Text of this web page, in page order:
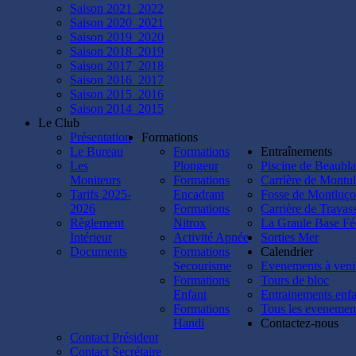
Saison 2021_2022
Saison 2020_2021
Saison 2019_2020
Saison 2018_2019
Saison 2017_2018
Saison 2016_2017
Saison 2015_2016
Saison 2014_2015
Le Club
Présentation
Le Bureau
Les
Moniteurs
Tarifs 2025-
2026
Règlement
Intérieur
Documents
Formations
Formations
Plongeur
Formations
Encadrant
Formations
Nitrox
Activité Apnée
Formations
Secourisme
Formations
Enfant
Formations
Handi
Entraînements
Piscine de
Carrière de
Fosse de
Carrière de
La Graule Base
Sorties Mer
Calendrier
Evenements à
Tours de bloc
Entrainements
Tous les
Contactez-nous
Contact Président
Contact Secrétaire